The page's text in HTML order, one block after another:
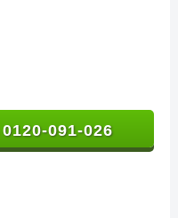
0120-091-026